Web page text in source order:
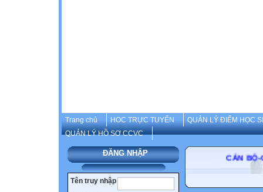
Trang chủ HOC TRỰC TUYẾN
QUẢN LÝ ĐIỂM HỌC
QUẢN LÝ HỒ SƠ CCVC
ĐĂNG NHẬP
Tên truy nhập
CÁN